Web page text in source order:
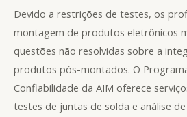
Devido a restrições de testes, os
montagem de produtos eletrônicos
questões não resolvidas sobre a
produtos pós-montados. O
Confiabilidade da AIM oferece
testes de juntas de solda e análise